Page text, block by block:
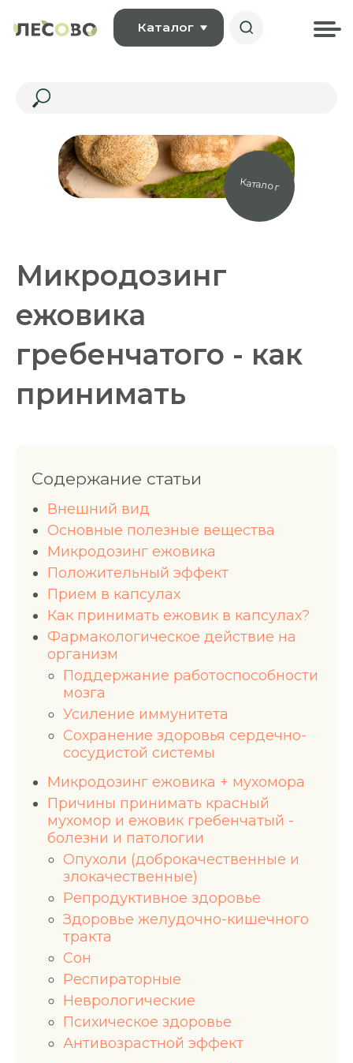
Каталог
Каталог
Микродозинг
ежовика
гребенчатого - как
принимать
Содержание статьи
Внешний вид
Основные полезные вещества
Микродозинг ежовика
Положительный эффект
Прием в капсулах
Как принимать ежовик в капсулах?
Фармакологическое действие на
организм
Поддержание работоспособности
мозга
Усиление иммунитета
Сохранение здоровья сердечно-
сосудистой системы
Микродозинг ежовика + мухомора
Причины принимать красный
мухомор и ежовик гребенчатый -
болезни и патологии
Опухоли (доброкачественные и
злокачественные)
Репродуктивное здоровье
Здоровье желудочно-кишечного
тракта
Сон
Респираторные
Неврологические
Психическое здоровье
Антивозрастной эффект